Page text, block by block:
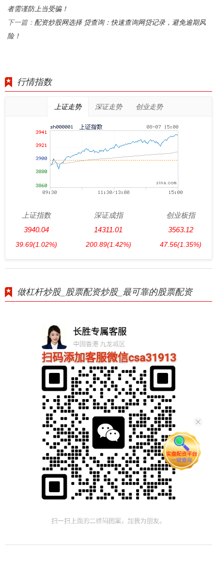
者需谨防上当受骗！
下一篇： 配资炒股网选择 贷查询：快速查询网贷记录，避免逾期风
险！
行情指数
上证走势 深证走势 创业走势
上证指数
3940.04
39.69(1.02%)
深证成指
14311.01
200.89(1.42%)
创业板指
3563.12
47.56(1.35%)
做杠杆炒股_股票配资炒股_最可靠的股票配资